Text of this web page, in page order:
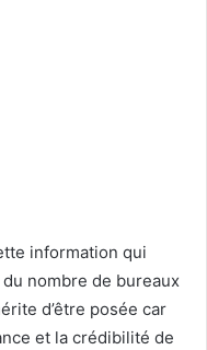
information qui
nombre de bureaux
d’être posée car
et la crédibilité de